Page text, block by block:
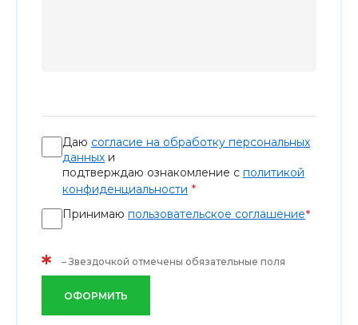
Даю согласие на обработку персональных
данных и
подтверждаю ознакомление с политикой
конфиденциальности *
Принимаю пользовательское соглашение*
* – Звездочкой отмечены обязательные поля
ОФОРМИТЬ